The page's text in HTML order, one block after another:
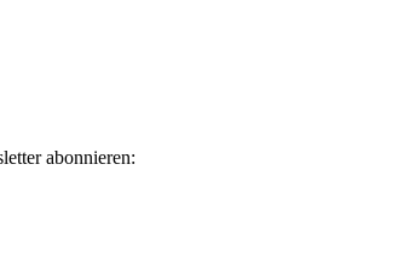
abonnieren: